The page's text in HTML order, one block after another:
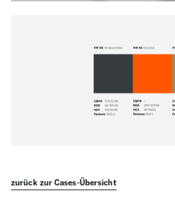
zurück zur Cases-Übersicht